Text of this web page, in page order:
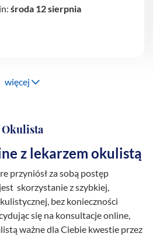
środa 12 sierpnia
więcej
Okulista
z lekarzem okulistą
przyniósł za sobą postęp
skorzystanie z szybkiej,
bez konieczności
się na konsultacje online,
ważne dla Ciebie kwestie przez